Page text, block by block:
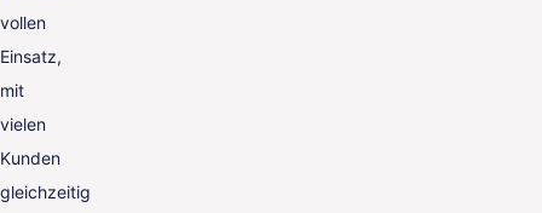
vollen
Einsatz,
mit
vielen
Kunden
gleichzeitig